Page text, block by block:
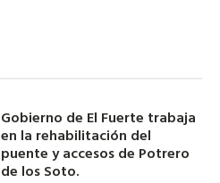
Gobierno de El Fuerte trabaja
en la rehabilitación del
puente y accesos de Potrero
de los Soto.